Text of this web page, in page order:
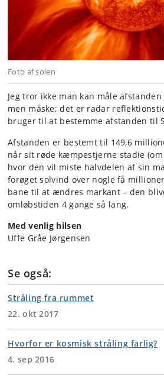
Foto af solen
Jeg tror ikke man kan måle
men måske; det er radar
bruger til at bestemme afstanden til
Afstanden er bestemt til 149,6
når sit røde kæmpestjerne stadie
hvor den vil miste halvdelen af sin
forøget solvind over nogle få
bane til at ændres markant – den
omløbstiden 4 gange så lang.
Med venlig hilsen
Uffe Gråe Jørgensen
Se også:
Stråling fra rummet
22. okt 2017
Hvorfor er kosmisk stråling farlig?
4. sep 2016